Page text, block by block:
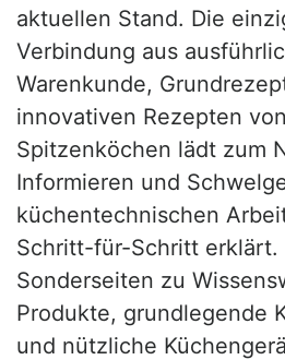
aktuellen Stand. Die
Verbindung aus
Warenkunde,
innovativen Rezepten
Spitzenköchen lädt zum
Informieren und
küchentechnischen
Schritt-für-Schritt erklärt.
Sonderseiten zu
Produkte, grundlegende
und nützliche